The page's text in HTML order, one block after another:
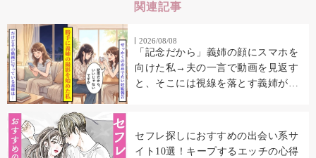
関連記事
2026/08/08
「記念だから」義姉の顔にスマホを
向けた私→夫の一言で動画を見返す
と、そこには視線を落とす義姉が映
セフレ探しにおすすめの出会い系サ
イト10選！キープするエッチの心得